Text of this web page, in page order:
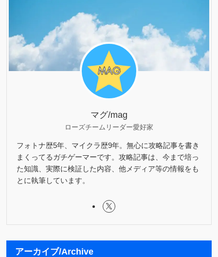
マグ/mag
ローズチームリーダー愛好家
フォトナ歴5年、マイクラ歴9年。無心に攻略記事を書き
まくってるガチゲーマーです。攻略記事は、今まで培っ
た知識、実際に検証した内容、他メディア等の情報をも
とに執筆しています。
アーカイブ/Archive